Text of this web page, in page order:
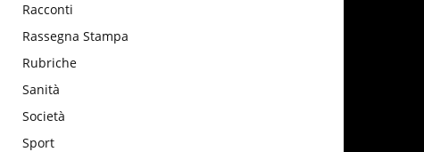
Racconti
Rassegna Stampa
Rubriche
Sanità
Società
Sport